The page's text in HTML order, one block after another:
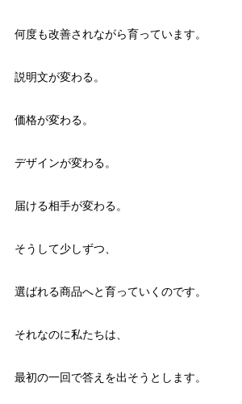
何度も改善されながら育っています。
説明文が変わる。
価格が変わる。
デザインが変わる。
届ける相手が変わる。
そうして少しずつ、
選ばれる商品へと育っていくのです。
それなのに私たちは、
最初の一回で答えを出そうとします。